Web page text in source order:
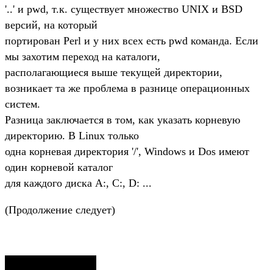
'..' и pwd, т.к. существует множество UNIX и BSD
версий, на который
портирован Perl и у них всех есть pwd команда. Если
мы захотим переход на каталоги,
располагающиеся выше текущей директории,
возникает та же проблема в разнице операционных
систем.
Разница заключается в том, как указать корневую
директорию. В Linux только
одна корневая директория '/', Windows и Dos имеют
один корневой каталог
для каждого диска A:, C:, D: ...
(Продолжение следует)